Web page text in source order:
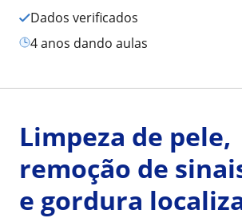
Dados verificados
4 anos dando aulas
Limpeza de pele,
remoção de
e gordura